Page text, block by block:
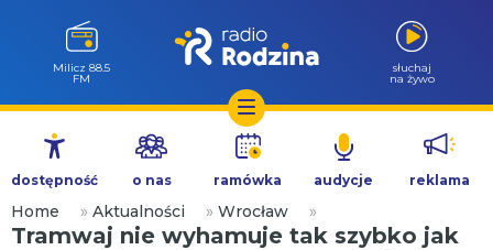
Przejdź
treści
Milicz 88.5
FM
słuchaj
na żywo
dostępność o nas ramówka audycje reklama
Home » Aktualności » Wrocław »
Tramwaj nie wyhamuje tak szybko jak